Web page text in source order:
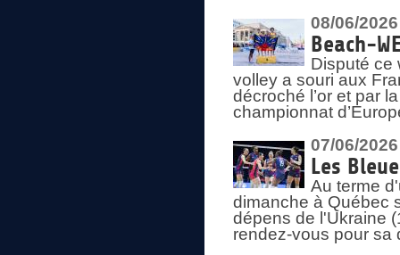
08/06/2026
Beach-
Disputé ce
volley a souri aux
décroché l’or et par
championnat
07/06/2026
Les
Au terme
dimanche à Québec
dépens de l'Ukraine
rendez-vous pour sa